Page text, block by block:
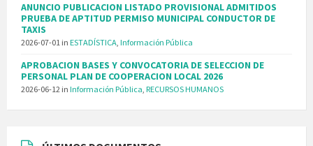
ANUNCIO PUBLICACION LISTADO PROVISIONAL ADMITIDOS
PRUEBA DE APTITUD PERMISO MUNICIPAL CONDUCTOR DE
TAXIS
2026-07-01 in ESTADÍSTICA, Información Pública
APROBACION BASES Y CONVOCATORIA DE SELECCION DE
PERSONAL PLAN DE COOPERACION LOCAL 2026
2026-06-12 in Información Pública, RECURSOS HUMANOS